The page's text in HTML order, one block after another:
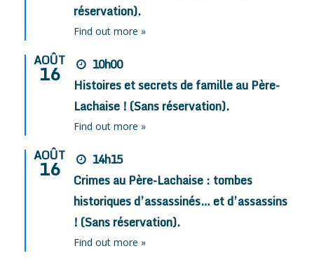
réservation).
Find out more »
AOÛT
16
10h00
Histoires et secrets de famille au Père-
Lachaise ! (Sans réservation).
Find out more »
AOÛT
16
14h15
Crimes au Père-Lachaise : tombes
historiques d’assassinés… et d’assassins
! (Sans réservation).
Find out more »